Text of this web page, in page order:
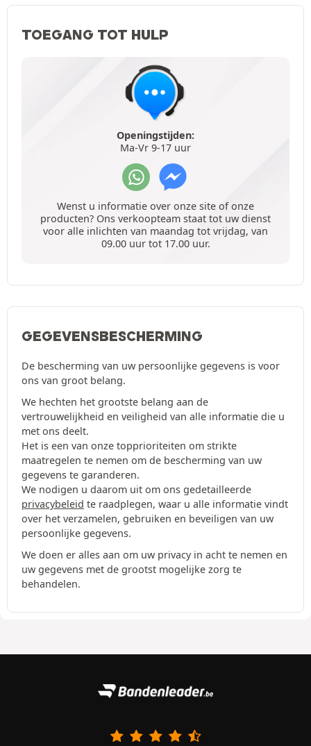
TOEGANG TOT HULP
Openingstijden:
Ma-Vr 9-17 uur
Wenst u informatie over onze site of onze
producten? Ons verkoopteam staat tot uw dienst
voor alle inlichten van maandag tot vrijdag, van
09.00 uur tot 17.00 uur.
GEGEVENSBESCHERMING
De bescherming van uw persoonlijke gegevens is voor
ons van groot belang.
We hechten het grootste belang aan de
vertrouwelijkheid en veiligheid van alle informatie die u
met ons deelt.
Het is een van onze topprioriteiten om strikte
maatregelen te nemen om de bescherming van uw
gegevens te garanderen.
We nodigen u daarom uit om ons gedetailleerde
privacybeleid te raadplegen, waar u alle informatie vindt
over het verzamelen, gebruiken en beveiligen van uw
persoonlijke gegevens.
We doen er alles aan om uw privacy in acht te nemen en
uw gegevens met de grootst mogelijke zorg te
behandelen.